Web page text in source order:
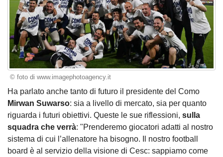
© foto di www.imagephotoagency.it
Ha parlato anche tanto di futuro il presidente del Como
Mirwan Suwarso: sia a livello di mercato, sia per quanto
riguarda i futuri obiettivi. Queste le sue riflessioni, sulla
squadra che verrà: "Prenderemo giocatori adatti al nostro
sistema di cui l’allenatore ha bisogno. Il nostro football
board è al servizio della visione di Cesc: sappiamo come